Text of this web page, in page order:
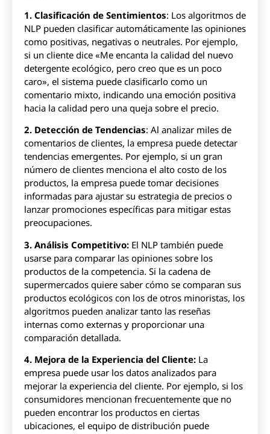
1. Clasificación de Sentimientos: Los algoritmos de
NLP pueden clasificar automáticamente las opiniones
como positivas, negativas o neutrales. Por ejemplo,
si un cliente dice «Me encanta la calidad del nuevo
detergente ecológico, pero creo que es un poco
caro», el sistema puede clasificarlo como un
comentario mixto, indicando una emoción positiva
hacia la calidad pero una queja sobre el precio.
2. Detección de Tendencias: Al analizar miles de
comentarios de clientes, la empresa puede detectar
tendencias emergentes. Por ejemplo, si un gran
número de clientes menciona el alto costo de los
productos, la empresa puede tomar decisiones
informadas para ajustar su estrategia de precios o
lanzar promociones específicas para mitigar estas
preocupaciones.
3. Análisis Competitivo: El NLP también puede
usarse para comparar las opiniones sobre los
productos de la competencia. Si la cadena de
supermercados quiere saber cómo se comparan sus
productos ecológicos con los de otros minoristas, los
algoritmos pueden analizar tanto las reseñas
internas como externas y proporcionar una
comparación detallada.
4. Mejora de la Experiencia del Cliente: La
empresa puede usar los datos analizados para
mejorar la experiencia del cliente. Por ejemplo, si los
consumidores mencionan frecuentemente que no
pueden encontrar los productos en ciertas
ubicaciones, el equipo de distribución puede